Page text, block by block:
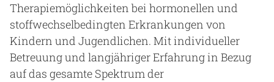
Notaufnahme
Anreise
Therapiemöglichkeiten bei hormonellen und
stoffwechselbedingten Erkrankungen von
Kindern und Jugendlichen. Mit individueller
Betreuung und langjähriger Erfahrung in Bezug
auf das gesamte Spektrum der